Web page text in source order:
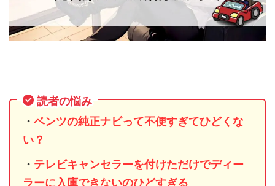
読者の悩み
・ ベンツの純正ナビって不便すぎてひどくな
い？
・ テレビキャンセラーを付けただけでディー
ラーに入庫できないのひどすぎる